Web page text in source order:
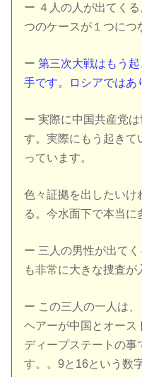
ー ４人の人が出てく
つのケースが１つにつ
ー第三次大戦はもう
手です。ロシアではあ
ー 実際に中国共産党
す。実際にもう起きて
っています。
色々証拠を出したいけ
る。今水面下で本当に
ー 三人の男性が出て
も非常に大きな捜査が
ー この三人の一人は
ヘアーが中国とオース
ディープステートの事
す。。9と16という数